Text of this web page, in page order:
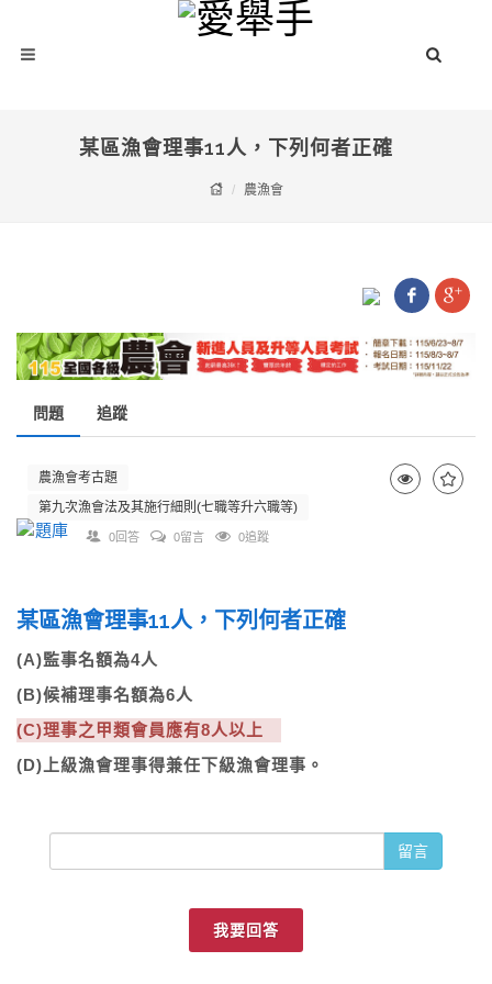
某區漁會理事11人，下列何者正確
農漁會
問題 追蹤
農漁會考古題
第九次漁會法及其施行細則(七職等升六職等)
0回答 0留言 0追蹤
某區漁會理事11人，下列何者正確
(A)監事名額為4人
(B)候補理事名額為6人
(C)理事之甲類會員應有8人以上
(D)上級漁會理事得兼任下級漁會理事。
留言
我要回答